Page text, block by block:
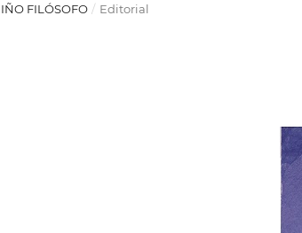
FILÓSOFO / Editorial